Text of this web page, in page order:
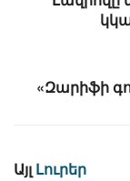
«Զարիֆի
Այլ Լուրեր